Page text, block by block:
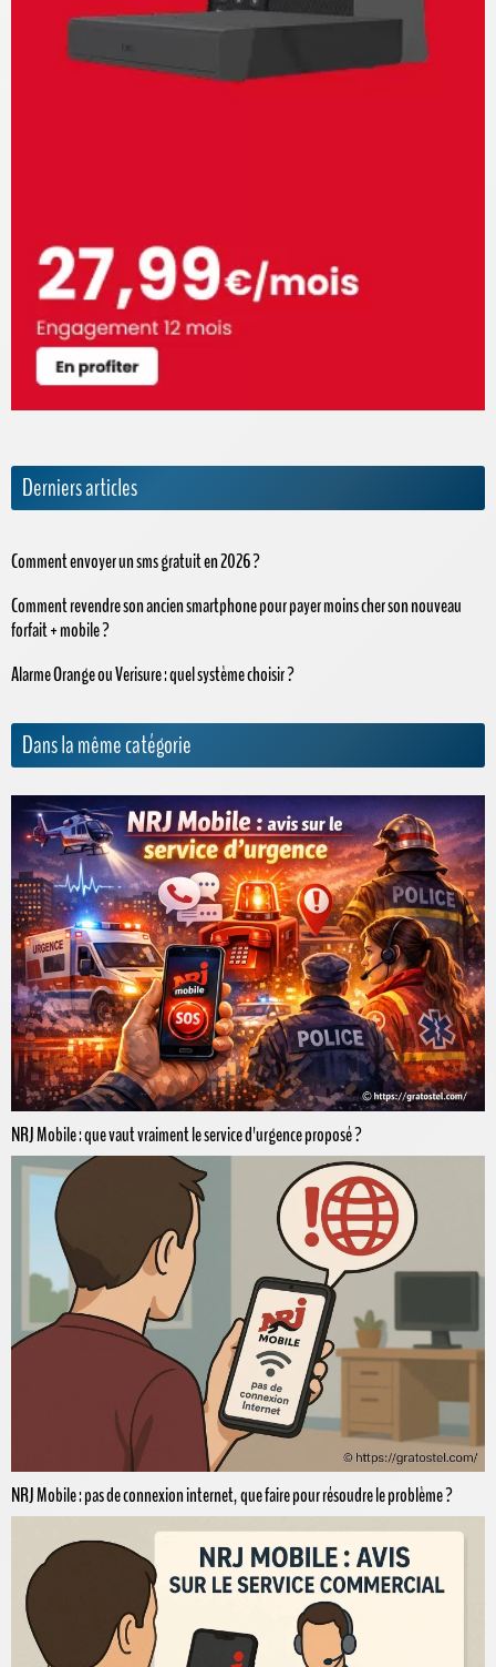
Derniers articles
Comment envoyer un sms gratuit en 2026 ?
Comment revendre son ancien smartphone pour payer moins cher son nouveau
forfait + mobile ?
Alarme Orange ou Verisure : quel système choisir ?
Dans la même catégorie
NRJ Mobile : que vaut vraiment le service d'urgence proposé ?
NRJ Mobile : pas de connexion internet, que faire pour résoudre le problème ?